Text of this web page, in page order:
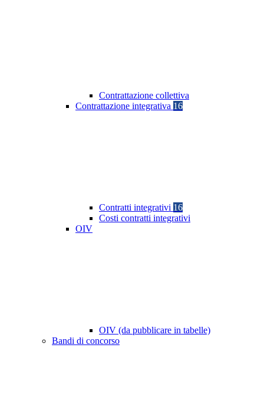
Contrattazione collettiva
Contrattazione integrativa 16
Contratti integrativi 16
Costi contratti integrativi
OIV
OIV (da pubblicare in tabelle)
Bandi di concorso